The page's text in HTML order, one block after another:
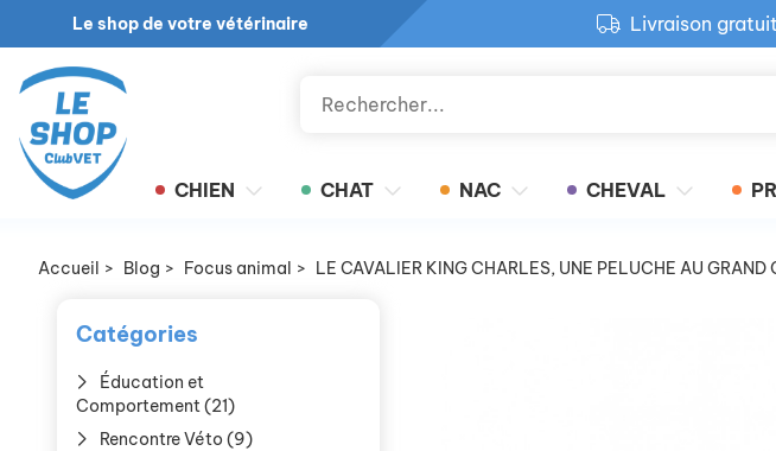
Le shop de votre vétérinaire
Livraison
Retour
CHIEN CHAT NAC CHEVAL
Accueil > Blog > Focus animal > LE CAVALIER KING CHARLES, UNE PELUCHE AU
Catégories
Éducation et
Comportement (21)
Rencontre Véto (9)